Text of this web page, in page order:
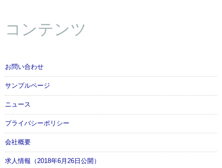
コンテンツ
お問い合わせ
サンプルページ
ニュース
プライバシーポリシー
会社概要
求人情報（2018年6月26日公開）